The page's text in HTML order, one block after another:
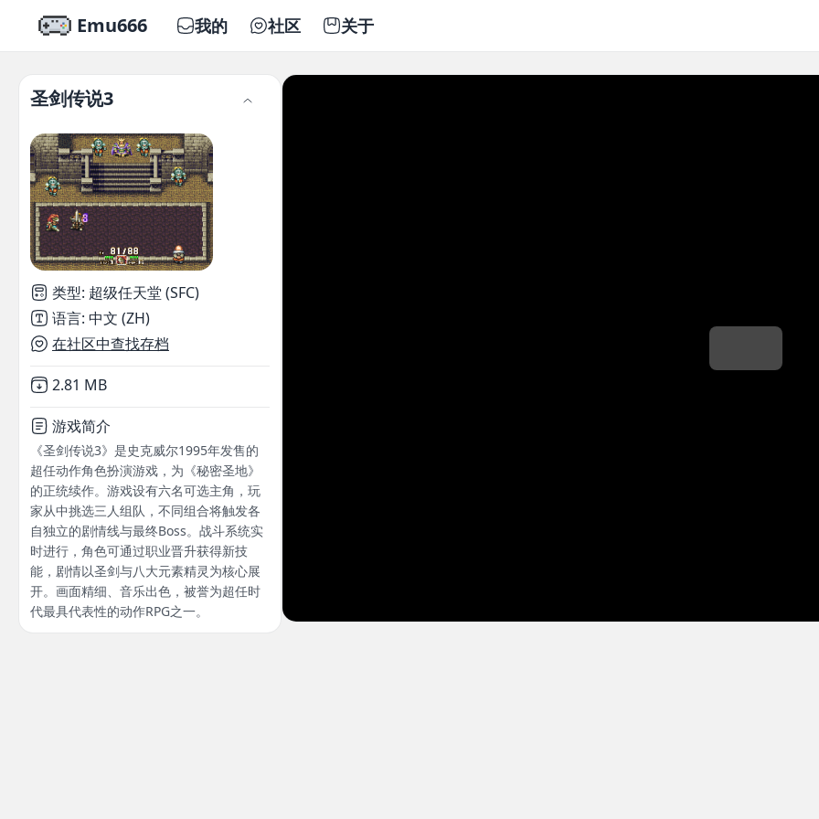
Emu666 我的 社区 关于
圣剑传说3
类型: 超级任天堂 (SFC)
语言: 中文 (ZH)
在社区中查找存档
Not downloaded
2.81 MB
游戏简介
《圣剑传说3》是史克威尔1995年发售的
超任动作角色扮演游戏，为《秘密圣地》
的正统续作。游戏设有六名可选主角，玩
家从中挑选三人组队，不同组合将触发各
自独立的剧情线与最终Boss。战斗系统实
时进行，角色可通过职业晋升获得新技
能，剧情以圣剑与八大元素精灵为核心展
开。画面精细、音乐出色，被誉为超任时
代最具代表性的动作RPG之一。